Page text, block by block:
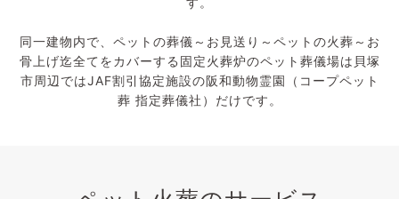
同一建物内で、ペットの葬儀～お見送り～ペットの火葬～お
骨上げ迄全てをカバーする固定火葬炉のペット葬儀場は貝塚
市周辺ではJAF割引協定施設の阪和動物霊園（コープペット
葬 指定葬儀社）だけです。